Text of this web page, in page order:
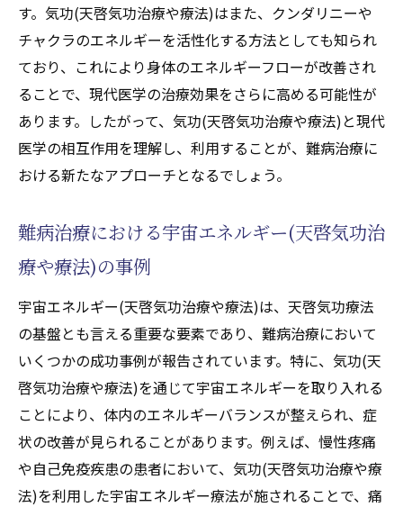
す。気功(天啓気功治療や療法)はまた、クンダリニーや
チャクラのエネルギーを活性化する方法としても知られ
ており、これにより身体のエネルギーフローが改善され
ることで、現代医学の治療効果をさらに高める可能性が
あります。したがって、気功(天啓気功治療や療法)と現代
医学の相互作用を理解し、利用することが、難病治療に
おける新たなアプローチとなるでしょう。
難病治療における宇宙エネルギー(天啓気功治
療や療法)の事例
宇宙エネルギー(天啓気功治療や療法)は、天啓気功療法
の基盤とも言える重要な要素であり、難病治療において
いくつかの成功事例が報告されています。特に、気功(天
啓気功治療や療法)を通じて宇宙エネルギーを取り入れる
ことにより、体内のエネルギーバランスが整えられ、症
状の改善が見られることがあります。例えば、慢性疼痛
や自己免疫疾患の患者において、気功(天啓気功治療や療
法)を利用した宇宙エネルギー療法が施されることで、痛